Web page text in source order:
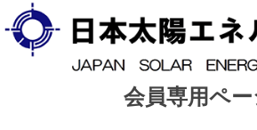
会員専用ペ